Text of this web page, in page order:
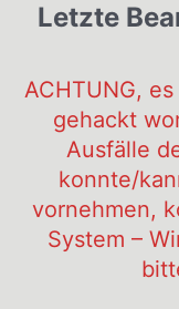
Letzte
ACHTUNG,
gehackt
Ausfälle
konnte/
vornehmen,
System –